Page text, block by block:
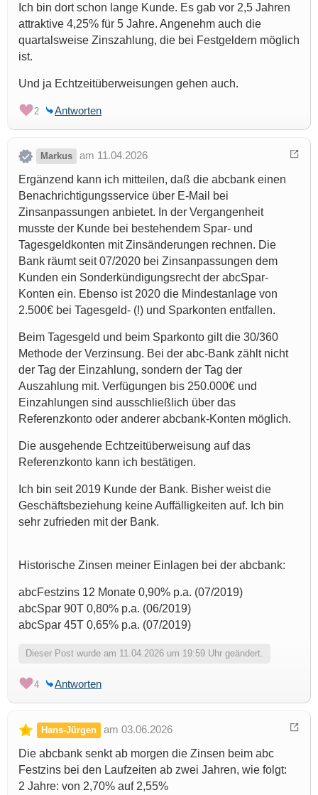
Ich bin dort schon lange Kunde. Es gab vor 2,5 Jahren
attraktive 4,25% für 5 Jahre. Angenehm auch die
quartalsweise Zinszahlung, die bei Festgeldern möglich
ist.
Und ja Echtzeitüberweisungen gehen auch.
2 Antworten
Markus
am 11.04.2026
Ergänzend kann ich mitteilen, daß die abcbank einen
Benachrichtigungsservice über E-Mail bei
Zinsanpassungen anbietet. In der Vergangenheit
musste der Kunde bei bestehendem Spar- und
Tagesgeldkonten mit Zinsänderungen rechnen. Die
Bank räumt seit 07/2020 bei Zinsanpassungen dem
Kunden ein Sonderkündigungsrecht der abcSpar-
Konten ein. Ebenso ist 2020 die Mindestanlage von
2.500€ bei Tagesgeld- (!) und Sparkonten entfallen.
Beim Tagesgeld und beim Sparkonto gilt die 30/360
Methode der Verzinsung. Bei der abc-Bank zählt nicht
der Tag der Einzahlung, sondern der Tag der
Auszahlung mit. Verfügungen bis 250.000€ und
Einzahlungen sind ausschließlich über das
Referenzkonto oder anderer abcbank-Konten möglich.
Die ausgehende Echtzeitüberweisung auf das
Referenzkonto kann ich bestätigen.
Ich bin seit 2019 Kunde der Bank. Bisher weist die
Geschäftsbeziehung keine Auffälligkeiten auf. Ich bin
sehr zufrieden mit der Bank.
Historische Zinsen meiner Einlagen bei der abcbank:
abcFestzins 12 Monate 0,90% p.a. (07/2019)
abcSpar 90T 0,80% p.a. (06/2019)
abcSpar 45T 0,65% p.a. (07/2019)
Dieser Post wurde am 11.04.2026 um 19:59 Uhr geändert.
4 Antworten
Hans-Jürgen
am 03.06.2026
Die abcbank senkt ab morgen die Zinsen beim abc
Festzins bei den Laufzeiten ab zwei Jahren, wie folgt:
2 Jahre: von 2,70% auf 2,55%